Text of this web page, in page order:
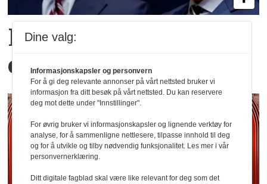
Hva er egentlig KI-
effekten i Oljefondet?
Dine valg:
Informasjonskapsler og personvern
For å gi deg relevante annonser på vårt nettsted bruker vi
informasjon fra ditt besøk på vårt nettsted. Du kan reservere
deg mot dette under "Innstillinger".
For øvrig bruker vi informasjonskapsler og lignende verktøy for
analyse, for å sammenligne nettlesere, tilpasse innhold til deg
og for å utvikle og tilby nødvendig funksjonalitet. Les mer i vår
personvernerklæring.
Ditt digitale fagblad skal være like relevant for deg som det